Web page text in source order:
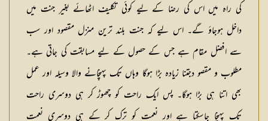
کی راہ میں اس کی رضا کے لیے کوئی تکلیف اٹھائے بغیر جنت میں
داخل ہوجاؤ گے۔ اس لیے کہ جنت بلند ترین منزل مقصود اور سب
سے افضل مقام ہے جس کے حصول کے لیے مسابقت کی جاتی ہے۔
مطلوب و مقصو دجتنا زیادہ بڑا ہوگا وہاں تک پہنچانے والا وسیلہ اور عمل
بھی اتنا ہی بڑا ہوگا۔ پس ایک راحت کو چھوڑ کر ہی دوسری راحت
تک پہنچا جاسکتا ہے اور نعمت کو ترک کر کے ہی دوسری نعمت